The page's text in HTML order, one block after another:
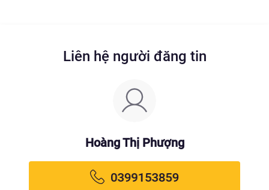
Liên hệ người đăng tin
Hoàng Thị Phượng